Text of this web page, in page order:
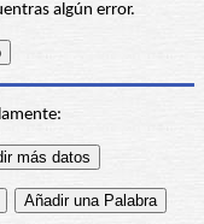
algún error.